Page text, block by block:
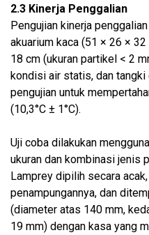
2.3 Kinerja Penggalian
Pengujian kinerja
akuarium kaca (51 × 26 ×
18 cm (ukuran partikel < 2
kondisi air statis, dan
pengujian untuk
(10,3°C ± 1°C).
Uji coba dilakukan
ukuran dan kombinasi jenis
Lamprey dipilih secara
penampungannya, dan
(diameter atas 140 mm,
19 mm) dengan kasa yang